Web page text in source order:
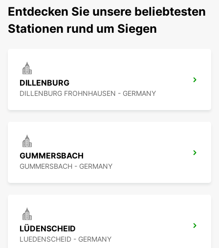
Entdecken Sie unsere beliebtesten
Stationen rund um Siegen
DILLENBURG
DILLENBURG FROHNHAUSEN - GERMANY
GUMMERSBACH
GUMMERSBACH - GERMANY
LÜDENSCHEID
LUEDENSCHEID - GERMANY